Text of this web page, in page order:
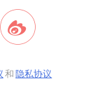
和隐私协议